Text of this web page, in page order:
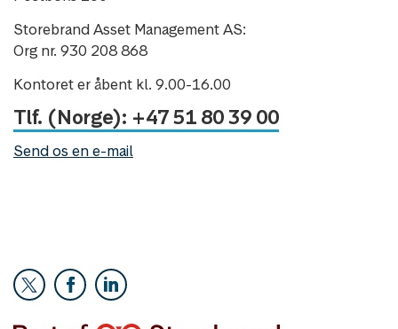
Storebrand Asset Management AS:
Org nr. 930 208 868
Kontoret er åbent kl. 9.00-16.00
Tlf. (Norge): +47 51 80 39 00
Send os en e-mail